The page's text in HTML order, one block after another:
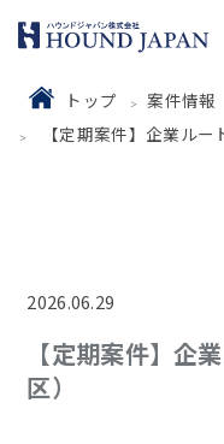
トップ
案件情報
【定期案件】企業ルー
2026.06.29
【定期案件】企
区）